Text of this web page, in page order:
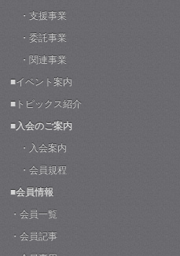
・支援事業
・委託事業
・関連事業
■イベント案内
■トピックス紹介
■入会のご案内
・入会案内
・会員規程
■会員情報
・会員一覧
・会員記事